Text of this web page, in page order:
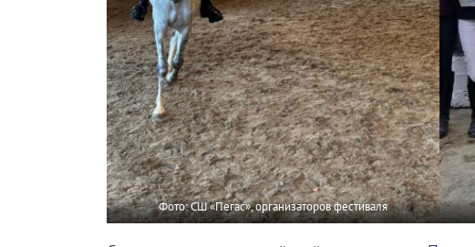
Фото: СШ «Пегас», организаторов фестиваля